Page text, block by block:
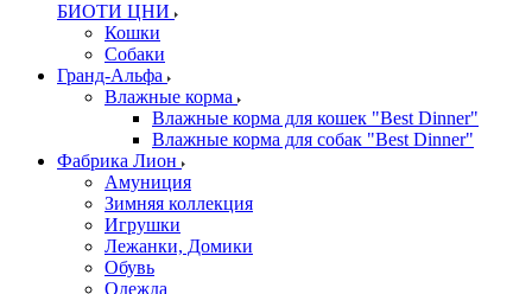
БИОТИ ЦНИ
Кошки
Собаки
Гранд-Альфа
Влажные корма
Влажные корма для кошек "Best Dinner"
Влажные корма для собак "Best Dinner"
Фабрика Лион
Амуниция
Зимняя коллекция
Игрушки
Лежанки, Домики
Обувь
Одежда